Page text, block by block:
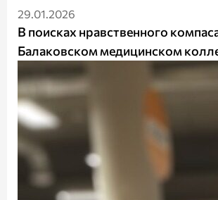
29.01.2026
В поисках нравственного
Балаковском медицинском